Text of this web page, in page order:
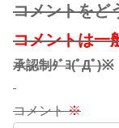
コメントをど
コメントは一
承認制ﾀﾞﾖ(ﾟДﾟ)※
コメント※